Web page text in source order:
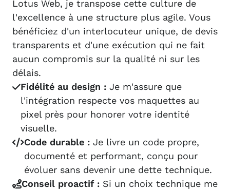
Lotus Web, je transpose cette culture de
l'excellence à une structure plus agile. Vous
bénéficiez d'un interlocuteur unique, de devis
transparents et d'une exécution qui ne fait
aucun compromis sur la qualité ni sur les
délais.
Fidélité au design : Je m'assure que
l'intégration respecte vos maquettes au
pixel près pour honorer votre identité
visuelle.
Code durable : Je livre un code propre,
documenté et performant, conçu pour
évoluer sans devenir une dette technique.
Conseil proactif : Si un choix technique me